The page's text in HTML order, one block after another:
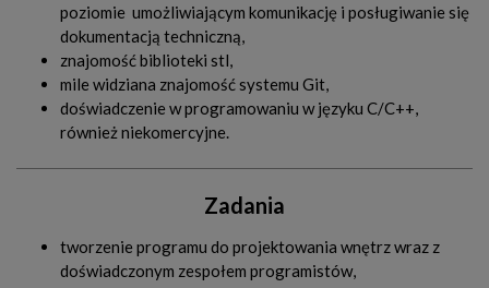
poziomie umożliwiającym komunikację i posługiwanie się
dokumentacją techniczną,
znajomość biblioteki stl,
mile widziana znajomość systemu Git,
doświadczenie w programowaniu w języku C/C++,
również niekomercyjne.
Zadania
tworzenie programu do projektowania wnętrz wraz z
doświadczonym zespołem programistów,